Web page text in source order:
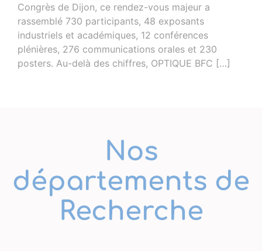
Congrès de Dijon, ce rendez-vous majeur a
rassemblé 730 participants, 48 exposants
industriels et académiques, 12 conférences
plénières, 276 communications orales et 230
posters. Au-delà des chiffres, OPTIQUE BFC […]
Nos
départements de
Recherche